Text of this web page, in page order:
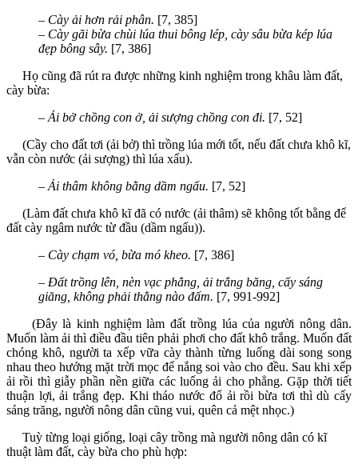
– Cày ải hơn rải phân. [7, 385]
– Cày gãi bừa chùi lúa thui bông lép, cày sâu bừa kép lúa
đẹp bông sây. [7, 386]
Họ cũng đã rút ra được những kinh nghiệm trong khâu làm đất,
cày bừa:
– Ải bở chồng con ở, ải sượng chồng con đi. [7, 52]
(Cầy cho đất tơi (ải bở) thì trồng lúa mới tốt, nếu đất chưa khô kĩ,
vẫn còn nước (ải sượng) thì lúa xấu).
– Ải thâm không bằng dầm ngấu. [7, 52]
(Làm đất chưa khô kĩ đã có nước (ải thâm) sẽ không tốt bằng để
đất cày ngâm nước từ đầu (dầm ngấu)).
– Cày chạm vó, bừa mó kheo. [7, 386]
– Đất trồng lên, nèn vạc phẳng, ải trắng băng, cấy sáng
giăng, không phải thằng nào đấm. [7, 991-992]
(Đây là kinh nghiệm làm đất trồng lúa của người nông dân.
Muốn làm ải thì điều đầu tiên phải phơi cho đất khô trắng. Muốn đất
chóng khô, người ta xếp vữa cày thành từng luống dài song song
nhau theo hướng mặt trời mọc để nắng soi vào cho đều. Sau khi xếp
ải rồi thì giẫy phần nền giữa các luống ải cho phẳng. Gặp thời tiết
thuận lợi, ải trắng đẹp. Khi tháo nước đổ ải rồi bừa tơi thì dù cấy
sáng trăng, người nông dân cũng vui, quên cả mệt nhọc.)
Tuỳ từng loại giống, loại cây trồng mà người nông dân có kĩ
thuật làm đất, cày bừa cho phù hợp: